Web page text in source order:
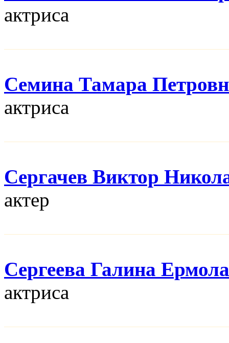
актриса
Семина Тамара
актриса
Сергачев Виктор
актер
Сергеева Галина
актриса